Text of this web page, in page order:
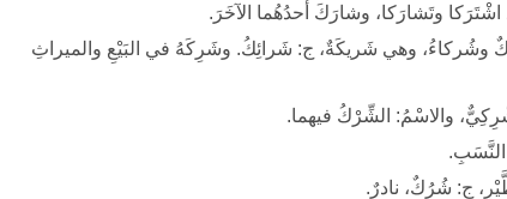
وتَشارَكا، وشارَكَ أحدُهُما الآخَرَ.
وهي شَريكَةٌ، ج: شَرائِكُ. وشَرِكَهُ في البَيْعِ والميراثِ
والاسْمُ: الشِّرْكُ فيهما.
ج: شُرُكٌ، نادرٌ.